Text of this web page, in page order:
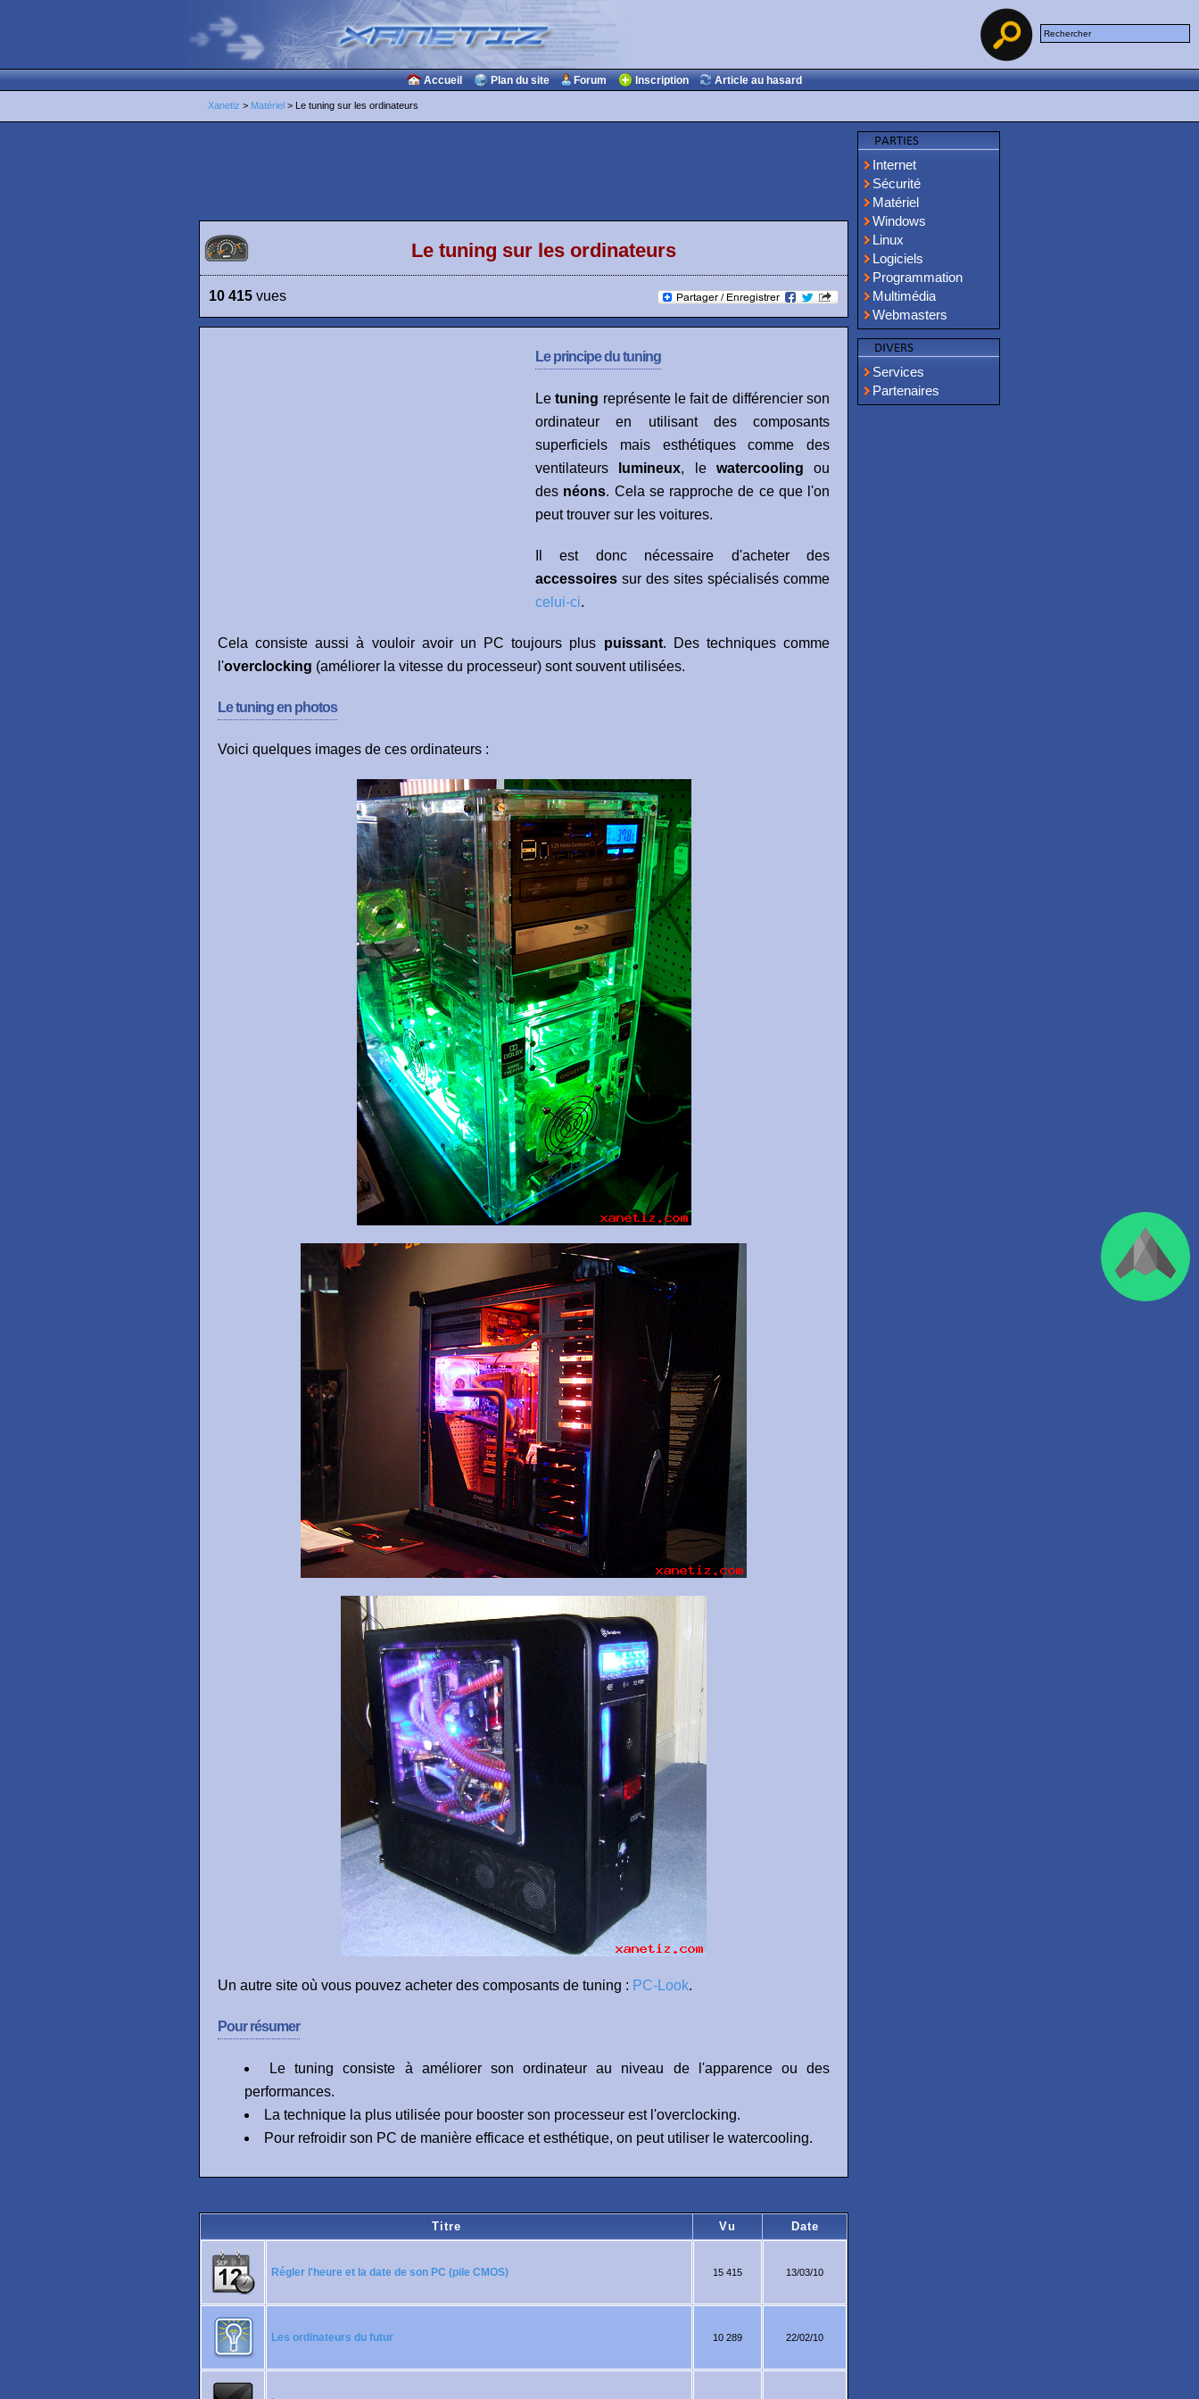
Accueil Plan du site Forum Inscription Article au hasard
Xanetiz > Matériel > Le tuning sur les ordinateurs
Internet
Sécurité
Matériel
Windows
Linux
Logiciels
Programmation
Multimédia
Webmasters
Services
Partenaires
Le tuning sur les ordinateurs
10 415 vues
Le principe du tuning
Letuning représente le fait de différencier son
ordinateur en utilisant des composants
superficiels mais esthétiques comme des
ventilateurs
lumineux, le watercooling ou
des néons. Cela se rapproche de ce que l'on
peut trouver sur les voitures.
Il est donc nécessaire d'acheter des
accessoires sur des sites spécialisés comme
celui-ci.
Cela consiste aussi à vouloir avoir un PC toujours plus puissant. Des techniques comme
l'overclocking (améliorer la vitesse du processeur) sont souvent utilisées.
Le tuning en photos
Voici quelques images de ces ordinateurs :
Un autre site où vous pouvez acheter des composants de tuning : PC-Look.
Pour résumer
Le tuning consiste à améliorer son ordinateur au niveau de l'apparence ou des
performances.
La technique la plus utilisée pour booster son processeur est l'overclocking.
Pour refroidir son PC de manière efficace et esthétique, on peut utiliser le watercooling.
Titre Vu Date
Régler l'heure et la date de son PC (pile CMOS) 15 415 13/03/10
Les ordinateurs du futur 10 289 22/02/10